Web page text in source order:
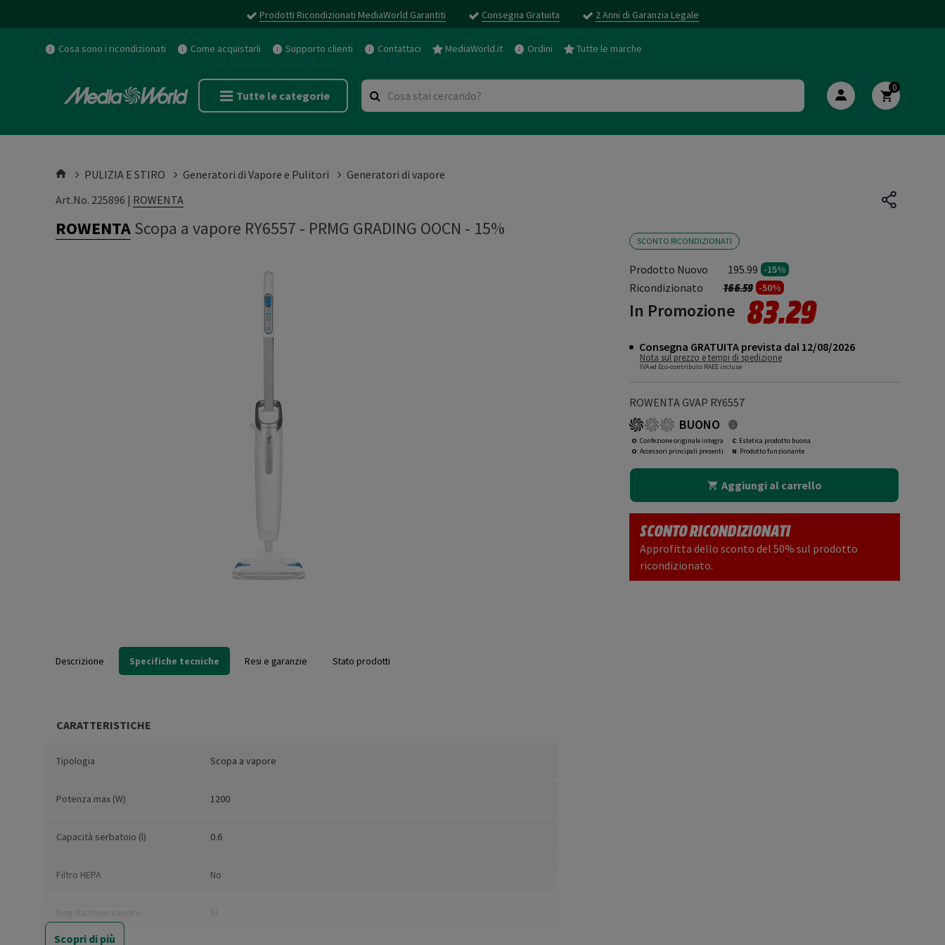
Prodotti Ricondizionati MediaWorld Garantiti Consegna Gratuita 2 Anni di Garanzia Legale
Cosa sono i ricondizionati Come acquistarli Supporto clienti Contattaci MediaWorld.it Ordini Tutte le marche
Tutte le categorie
0
PULIZIA E STIRO Generatori di Vapore e Pulitori
Generatori di vapore
Art.No. 225896 | ROWENTA
ROWENTAScopa a vapore RY6557 - PRMG GRADING OOCN - 15%
SCONTO RICONDIZIONATI
Prodotto Nuovo 195.99 -15%
Ricondizionato Prezzo ridotto da
166.59a-50%
In Promozione 83.29
Consegna GRATUITA prevista dal 12/08/2026
Nota sul prezzo e tempi di spedizione
IVA ed Eco-contributo RAEE incluse
ROWENTA GVAP RY6557
BUONO
O: Confezione originale integra
O: Accessori principali presenti
C: Estetica prodotto buona
N: Prodotto funzionante
Aggiungi al carrello
SCONTO RICONDIZIONATI
Approfitta dello sconto del 50% sul prodotto
ricondizionato.
Descrizione Specifiche tecniche Resi e garanzie Stato prodotti
CARATTERISTICHE
Tipologia Scopa a vapore
Potenza max (W) 1200
Capacità serbatoio (l) 0.6
Filtro HEPA No
Regolazione vapore Sì
Scopri di più